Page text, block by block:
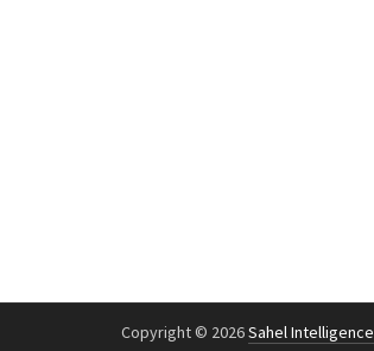
Copyright © 2026Sahel Intelligence